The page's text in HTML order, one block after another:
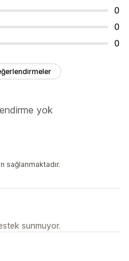
0
0
0
yok
sağlanmaktadır.
sunmuyor.